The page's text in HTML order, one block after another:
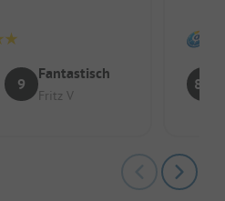
9
Fantastisch
Fritz V
8.6